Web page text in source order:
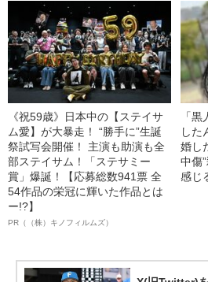
《祝59歳》日本中の【ステイサ
ム愛】が大暴走！ “勝手に”生誕
祭試写会開催！ 主演も助演も全
部ステイサム！「ステサミー
賞」爆誕！【応募総数941票 全
54作品の栄冠に輝いた作品とは
ー!?】
PR（（株）キノフィルムズ）
「
した
婚し
中傷
感じ